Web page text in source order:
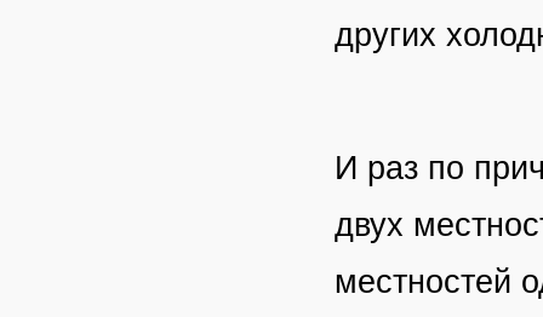
других
И раз по
двух
местностей